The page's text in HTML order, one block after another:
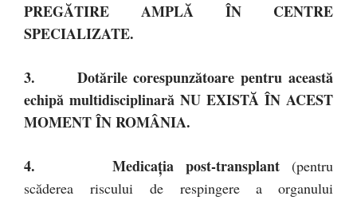
PREGĂTIRE AMPLĂ ÎN CENTRE
SPECIALIZATE.
3. Dotările corespunzătoare pentru această
echipă multidisciplinară NU EXISTĂ ÎN ACEST
MOMENT ÎN ROMÂNIA.
4. Medicația post-transplant (pentru
scăderea riscului de respingere a organului